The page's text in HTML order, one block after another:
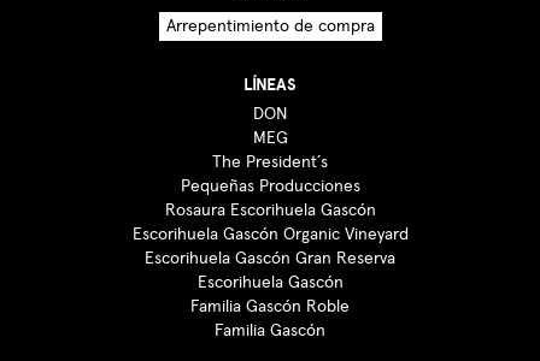
Arrepentimiento de compra
LÍNEAS
DON
MEG
The President´s
Pequeñas Producciones
Rosaura Escorihuela Gascón
Escorihuela Gascón Organic Vineyard
Escorihuela Gascón Gran Reserva
Escorihuela Gascón
Familia Gascón Roble
Familia Gascón